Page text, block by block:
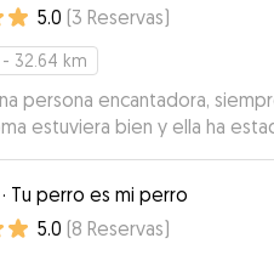
5.0 (3 Reservas)
- 32.64 km
persona encantadora,
estuviera bien y ella ha
los días vídeos y fotos
tranquilos. Súper aconsejable.
con ella.”
· Tu perro es mi perro
5.0 (8 Reservas)